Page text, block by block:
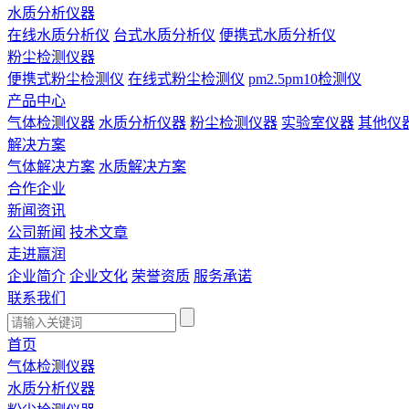
水质分析仪器
在线水质分析仪 台式水质分析仪 便携式水质分析仪
粉尘检测仪器
便携式粉尘检测仪 在线式粉尘检测仪 pm2.5pm10检测仪
产品中心
气体检测仪器 水质分析仪器 粉尘检测仪器 实验室仪器 其他仪
解决方案
气体解决方案 水质解决方案
合作企业
新闻资讯
公司新闻 技术文章
走进赢润
企业简介 企业文化 荣誉资质 服务承诺
联系我们
首页
气体检测仪器
水质分析仪器